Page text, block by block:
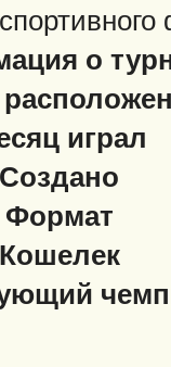
о
играл
Создано
Формат
Кошелек